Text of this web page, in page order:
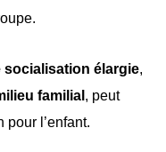
socialisation élargie,
familial , peut
l’enfant.